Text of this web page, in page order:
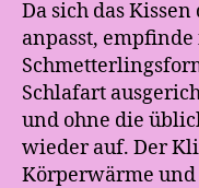
Da sich das
anpasst, empfinde
Schlafart
und ohne die
wieder auf. Der
Körperwärme